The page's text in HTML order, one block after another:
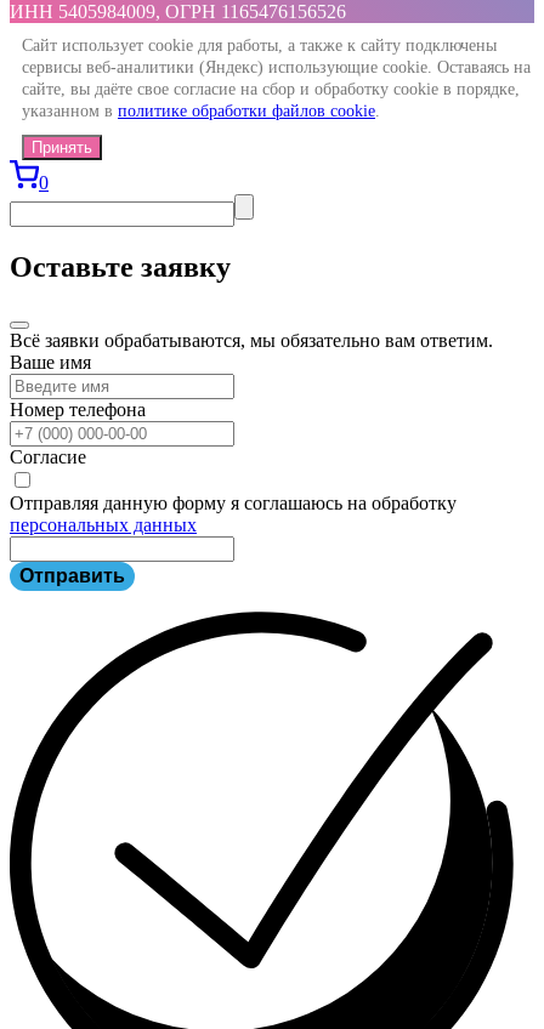
ИНН 5405984009, ОГРН 1165476156526
Сайт использует cookie для работы, а также к сайту подключены
сервисы веб-аналитики (Яндекс) использующие cookie. Оставаясь на
сайте, вы даёте свое согласие на сбор и обработку cookie в порядке,
указанном в политике обработки файлов cookie.
Принять
0
Оставьте заявку
Всё заявки обрабатываются, мы обязательно вам ответим.
Ваше имя
Номер телефона
Согласие
Отправляя данную форму я соглашаюсь на обработку
персональных данных
Отправить